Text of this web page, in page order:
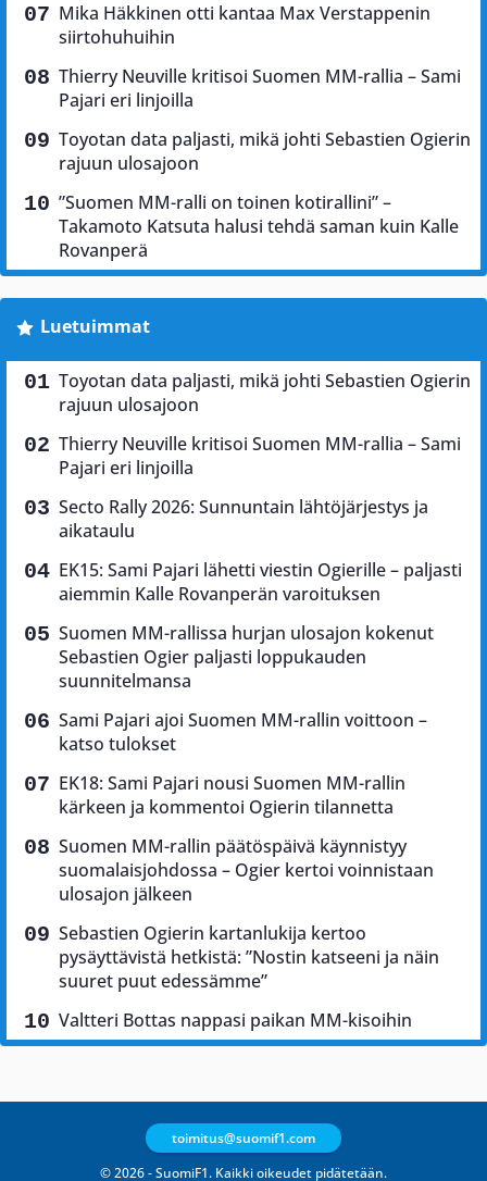
Mika Häkkinen otti kantaa Max Verstappenin
siirtohuhuihin
Thierry Neuville kritisoi Suomen MM-rallia – Sami
Pajari eri linjoilla
Toyotan data paljasti, mikä johti Sebastien Ogierin
rajuun ulosajoon
”Suomen MM-ralli on toinen kotirallini” –
Takamoto Katsuta halusi tehdä saman kuin Kalle
Rovanperä
Luetuimmat
Toyotan data paljasti, mikä johti Sebastien Ogierin
rajuun ulosajoon
Thierry Neuville kritisoi Suomen MM-rallia – Sami
Pajari eri linjoilla
Secto Rally 2026: Sunnuntain lähtöjärjestys ja
aikataulu
EK15: Sami Pajari lähetti viestin Ogierille – paljasti
aiemmin Kalle Rovanperän varoituksen
Suomen MM-rallissa hurjan ulosajon kokenut
Sebastien Ogier paljasti loppukauden
suunnitelmansa
Sami Pajari ajoi Suomen MM-rallin voittoon –
katso tulokset
EK18: Sami Pajari nousi Suomen MM-rallin
kärkeen ja kommentoi Ogierin tilannetta
Suomen MM-rallin päätöspäivä käynnistyy
suomalaisjohdossa – Ogier kertoi voinnistaan
ulosajon jälkeen
Sebastien Ogierin kartanlukija kertoo
pysäyttävistä hetkistä: ”Nostin katseeni ja näin
suuret puut edessämme”
Valtteri Bottas nappasi paikan MM-kisoihin
© 2026 - SuomiF1. Kaikki oikeudet pidätetään.
toimitus@suomif1.com